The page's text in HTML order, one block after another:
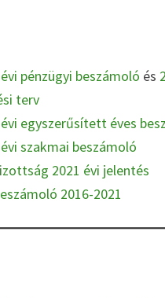
pénzügyi beszámoló és
terv
évi egyszerűsített éves
évi szakmai beszámoló
2021 évi jelentés
2016-2021